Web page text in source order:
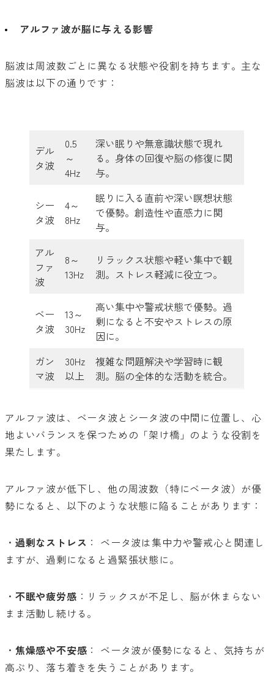
アルファ波が脳に与える影響
脳波は周波数ごとに異なる状態や役割を持ちます。主な
脳波は以下の通りです：
デル
タ波
0.5
～
4Hz
深い眠りや無意識状態で現れ
る。身体の回復や脳の修復に関
与。
シー
タ波
4～
8Hz
眠りに入る直前や深い瞑想状態
で優勢。創造性や直感力に関
与。
アル
ファ
波
8～
13Hz
リラックス状態や軽い集中で観
測。ストレス軽減に役立つ。
ベー
タ波
13～
30Hz
高い集中や警戒状態で優勢。過
剰になると不安やストレスの原
因に。
ガン
マ波
30Hz
以上
複雑な問題解決や学習時に観
測。脳の全体的な活動を統合。
アルファ波は、ベータ波とシータ波の中間に位置し、心
地よいバランスを保つための「架け橋」のような役割を
果たします。
アルファ波が低下し、他の周波数（特にベータ波）が優
勢になると、以下のような状態に陥ることがあります：
・ 過剰なストレス ： ベータ波は集中力や警戒心と関連し
ますが、過剰になると過緊張状態に。
・ 不眠や疲労感 ：リラックスが不足し、脳が休まらない
まま活動し続ける。
・ 焦燥感や不安感 ： ベータ波が優勢になると、気持ちが
高ぶり、落ち着きを失うことがあります。